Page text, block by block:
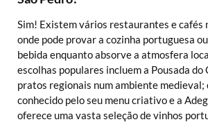
Sim! Existem vários restaurantes e cafés
onde pode provar a cozinha portuguesa
bebida enquanto absorve a atmosfera
escolhas populares incluem a Pousada
pratos regionais num ambiente medieval;
conhecido pelo seu menu criativo e a
oferece uma vasta seleção de vinhos